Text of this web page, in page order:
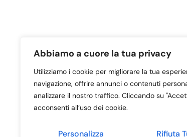
Abbiamo a cuore la tua privacy
Utilizziamo i cookie per migliorare la tua
navigazione, offrire annunci o contenuti
analizzare il nostro traffico. Cliccando su
acconsenti all’uso dei cookie.
Personalizza Rifiuta
Home – NON